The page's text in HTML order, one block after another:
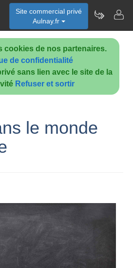
cookies de nos partenaires.
de confidentialité
sans lien avec le site de la
Refuser et sortir
Site commercial privé
Aulnay.fr
le monde